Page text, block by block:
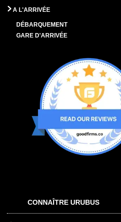
A L'ARRIVÉE
DÉBARQUEMENT
GARE D'ARRIVÉE
CONNAÎTRE URUBUS